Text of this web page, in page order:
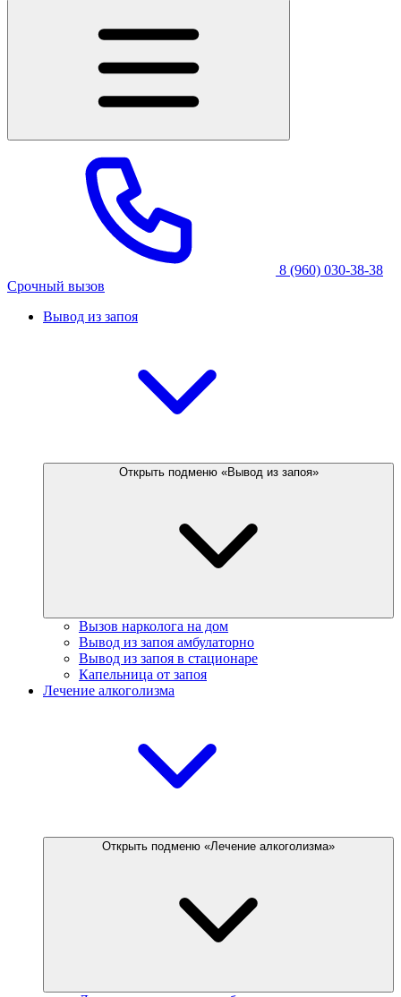
8 (960) 030-38-38
Срочный вызов
Вывод из запоя
Открыть подменю «Вывод из запоя»
Вызов нарколога на дом
Вывод из запоя амбулаторно
Вывод из запоя в стационаре
Капельница от запоя
Лечение алкоголизма
Открыть подменю «Лечение алкоголизма»